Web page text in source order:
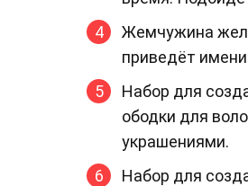
Жемчужина
приведёт
Набор для
ободки для
украшениями.
Набор для